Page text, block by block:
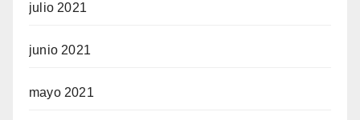
julio 2021
junio 2021
mayo 2021